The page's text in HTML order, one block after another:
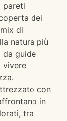
pareti
dei
di
natura più
da guide
vivere
con
in
tra